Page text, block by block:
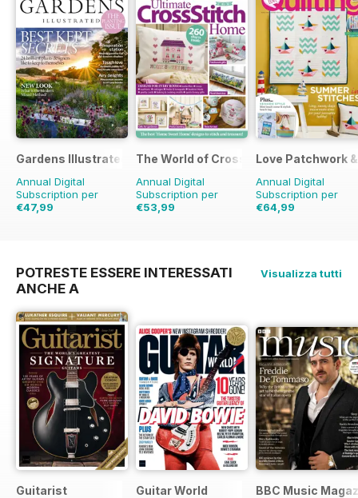
Gardens Illustrated
Annual Digital
Subscription per
€47,99
The World of Cross Stitching
Annual Digital
Subscription per
€53,99
Love Patchwork
Annual Digital
Subscription per
€64,99
POTRESTE ESSERE INTERESSATI
ANCHE A
Visualizza tutti
Guitarist Guitar World BBC Music